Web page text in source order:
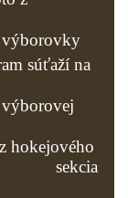
výborovky
súťaží na
hokejového